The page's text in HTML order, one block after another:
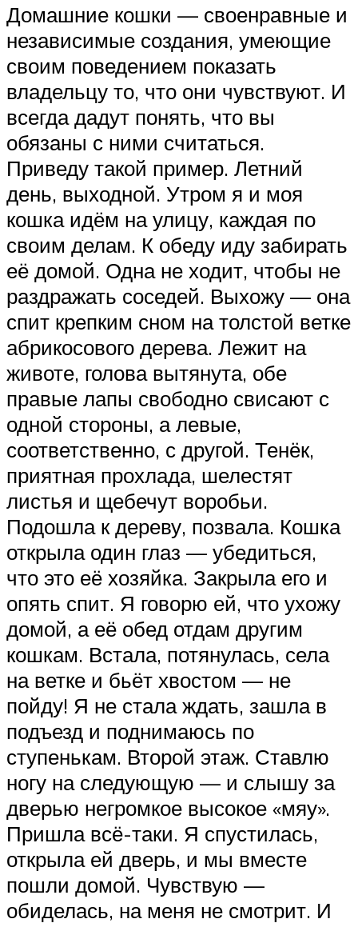
Домашние кошки — своенравные и
независимые создания, умеющие
своим поведением показать
владельцу то, что они чувствуют. И
всегда дадут понять, что вы
обязаны с ними считаться.
Приведу такой пример. Летний
день, выходной. Утром я и моя
кошка идём на улицу, каждая по
своим делам. К обеду иду забирать
её домой. Одна не ходит, чтобы не
раздражать соседей. Выхожу — она
спит крепким сном на толстой ветке
абрикосового дерева. Лежит на
животе, голова вытянута, обе
правые лапы свободно свисают с
одной стороны, а левые,
соответственно, с другой. Тенёк,
приятная прохлада, шелестят
листья и щебечут воробьи.
Подошла к дереву, позвала. Кошка
открыла один глаз — убедиться,
что это её хозяйка. Закрыла его и
опять спит. Я говорю ей, что ухожу
домой, а её обед отдам другим
кошкам. Встала, потянулась, села
на ветке и бьёт хвостом — не
пойду! Я не стала ждать, зашла в
подъезд и поднимаюсь по
ступенькам. Второй этаж. Ставлю
ногу на следующую — и слышу за
дверью негромкое высокое «мяу».
Пришла всё-таки. Я спустилась,
открыла ей дверь, и мы вместе
пошли домой. Чувствую —
обиделась, на меня не смотрит. И